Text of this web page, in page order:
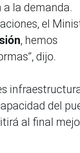
la demanda.
el
, hemos
dijo.
del
al final